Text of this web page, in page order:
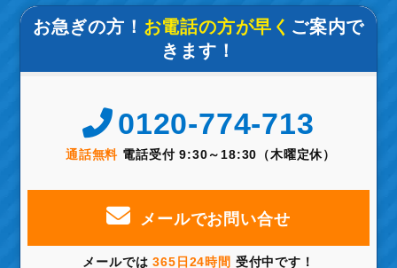
お急ぎの方！ お電話の方が早く ご案内で
きます！
0120-774-713
通話無料 電話受付 9:30～18:30（木曜定休）
メールでお問い合せ
メールでは 365日24時間 受付中です！